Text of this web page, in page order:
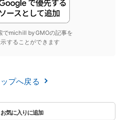
でmichill byGMOの記事を
することができます
ップへ戻る